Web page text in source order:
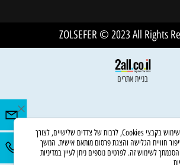
ZOLSEFER © 2023 All Rights
בניית אתרים
לידיעתך, באתרנו נעשה שימוש בקבצי Cookies, לרבות של צדדים שלישיים, לצורך
חוויית הגלישה והצגת פרסום מותאם אישית. המשך
לשימוש זה. לפרטים נוספים ניתן לעיין במדיניות